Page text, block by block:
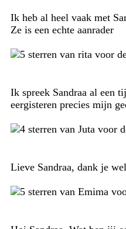
Ik heb al heel vaak met
Ze is een echte aanrader
Ik spreek Sandraa al een
eergisteren precies mijn
Lieve Sandraa, dank je